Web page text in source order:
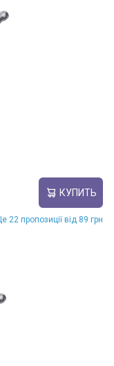
КУПИТЬ
22 пропозиції від 89 грн